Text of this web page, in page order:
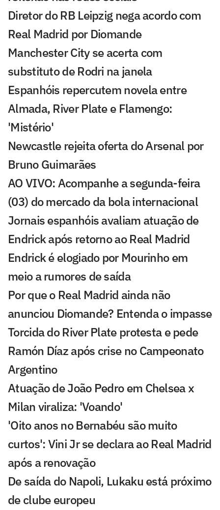
Diretor do RB Leipzig nega acordo com
Real Madrid por Diomande
Manchester City se acerta com
substituto de Rodri na janela
Espanhóis repercutem novela entre
Almada, River Plate e Flamengo:
'Mistério'
Newcastle rejeita oferta do Arsenal por
Bruno Guimarães
AO VIVO: Acompanhe a segunda-feira
(03) do mercado da bola internacional
Jornais espanhóis avaliam atuação de
Endrick após retorno ao Real Madrid
Endrick é elogiado por Mourinho em
meio a rumores de saída
Por que o Real Madrid ainda não
anunciou Diomande? Entenda o impasse
Torcida do River Plate protesta e pede
Ramón Díaz após crise no Campeonato
Argentino
Atuação de João Pedro em Chelsea x
Milan viraliza: 'Voando'
'Oito anos no Bernabéu são muito
curtos': Vini Jr se declara ao Real Madrid
após a renovação
De saída do Napoli, Lukaku está próximo
de clube europeu